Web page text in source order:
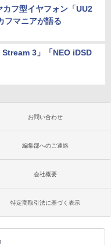
フ型イヤフォン「UU2
フマニアが語る
3」「NEO iDSD
お問い合わせ
編集部へのご連絡
会社概要
特定商取引法に基づく表示